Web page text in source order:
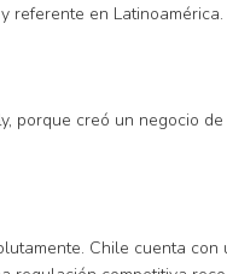
referente en Latinoamérica.
porque creó un negocio
Chile cuenta